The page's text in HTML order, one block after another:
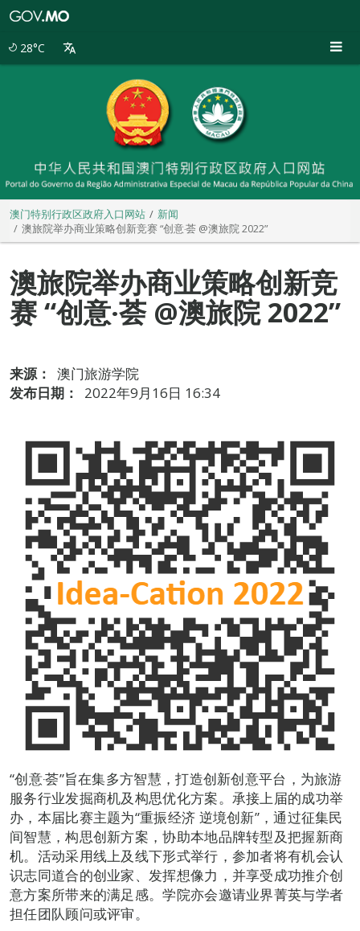
28°C
澳门特别行政区政府入口网站
新闻
澳旅院举办商业策略创新竞赛 “创意‧荟 @澳旅院 2022”
澳旅院举办商业策略创新竞
赛 “创意‧荟 @澳旅院 2022”
来源：
澳门旅游学院
发布日期：
2022年9月16日 16:34
“创意‧荟”旨在集多方智慧，打造创新创意平台，为旅游
服务行业发掘商机及构思优化方案。承接上届的成功举
办，本届比赛主题为“重振经济 逆境创新”，通过征集民
间智慧，构思创新方案，协助本地品牌转型及把握新商
机。活动采用线上及线下形式举行，参加者将有机会认
识志同道合的创业家、发挥想像力，并享受成功推介创
意方案所带来的满足感。学院亦会邀请业界菁英与学者
担任团队顾问或评审。